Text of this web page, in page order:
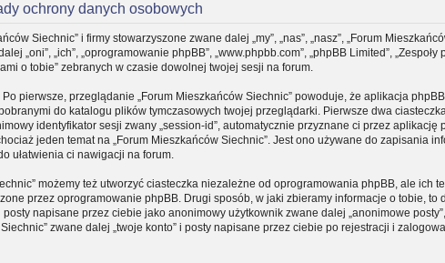
ochrony danych osobowych
Siechnic” i firmy stowarzyszone zwane dalej „my”, „nas”, „nasz”, „Forum
„oni”, „ich”, „oprogramowanie phpBB”, „www.phpbb.com”, „phpBB Limited”, „Zespoły
o tobie” zebranych w czasie dowolnej twojej sesji na forum.
pierwsze, przeglądanie „Forum Mieszkańców Siechnic” powoduje, że aplikacja
do katalogu plików tymczasowych twojej przeglądarki. Pierwsze dwa
identyfikator sesji zwany „session-id”, automatycznie przyznane ci przez aplikację
jeden temat na „Forum Mieszkańców Siechnic”. Jest ono używane do zapisania
ułatwienia ci nawigacji na forum.
możemy też utworzyć ciasteczka niezależne od oprogramowania phpBB, ale ich
przez oprogramowanie phpBB. Drugi sposób, w jaki zbieramy informacje o tobie, to
napisane przez ciebie jako anonimowy użytkownik zwane dalej „anonimowe
zwane dalej „twoje konto” i posty napisane przez ciebie po rejestracji i